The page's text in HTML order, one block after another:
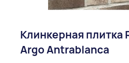
Клинкерная плитка
Argo Antrablanca